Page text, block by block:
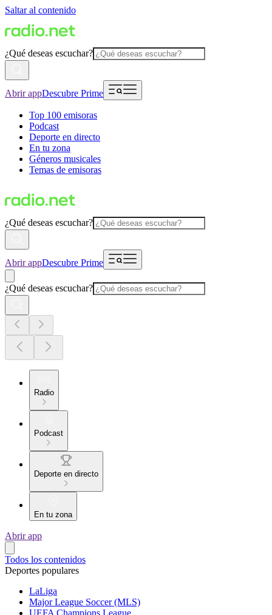
Saltar al contenido
¿Qué deseas escuchar?
Abrir appDescubre Prime
Top 100 emisoras
Podcast
Deporte en directo
En tu zona
Géneros musicales
Temas de emisoras
¿Qué deseas escuchar?
Abrir appDescubre Prime
¿Qué deseas escuchar?
Radio
Podcast
Deporte en directo
En tu zona
Abrir app
Todos los contenidos
Deportes populares
LaLiga
Major League Soccer (MLS)
UEFA Champions League